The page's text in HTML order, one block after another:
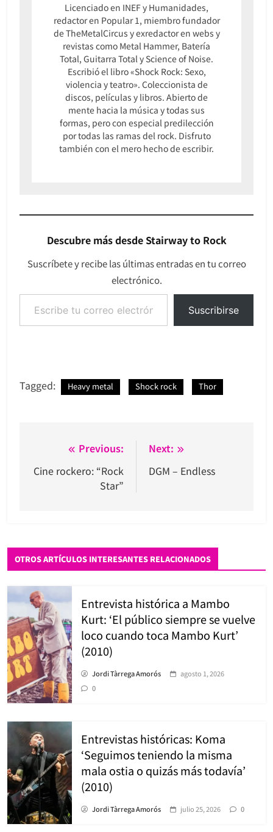
Licenciado en INEF y Humanidades,
redactor en Popular 1, miembro fundador
de TheMetalCircus y exredactor en webs y
revistas como Metal Hammer, Batería
Total, Guitarra Total y Science of Noise.
Escribió el libro «Shock Rock: Sexo,
violencia y teatro». Coleccionista de
discos, películas y libros. Abierto de
mente hacia la música y todas sus
formas, pero con especial predilección
por todas las ramas del rock. Disfruto
también con el mero hecho de escribir.
Descubre más desde Stairway to Rock
Suscríbete y recibe las últimas entradas en tu correo
electrónico.
Escribe tu correo electrónico…
Suscribirse
Tagged: Heavy metal Shock rock Thor
Navegación
de
Previous:
Cine rockero: “Rock
Star”
Next:
DGM – Endless
OTROS ARTÍCULOS INTERESANTES RELACIONADOS
Entrevista histórica a Mambo
Kurt: ‘El público siempre se vuelve
loco cuando toca Mambo Kurt’
(2010)
Jordi Tàrrega Amorós
agosto 1, 2026
0
Entrevistas históricas: Koma
‘Seguimos teniendo la misma
mala ostia o quizás más todavía’
(2010)
Jordi Tàrrega Amorós julio 25, 2026 0